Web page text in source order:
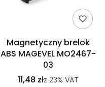
Magnetyczny brelok
ABS MAGEVEL MO2467-
03
11,48 złz 23% VAT